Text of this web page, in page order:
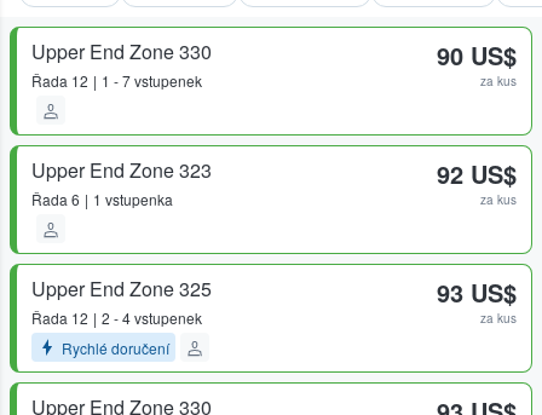
Upper End Zone 330
Řada 12 1 - 7 vstupenek
90 US$
za kus
Upper End Zone 323
Řada 6 1 vstupenka
92 US$
za kus
Upper End Zone 325
Řada 12
2 - 4 vstupenek
Rychlé doručení
93 US$
za kus
Upper End Zone 330